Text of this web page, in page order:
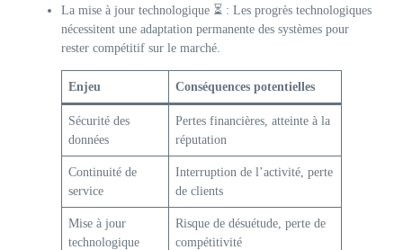
La mise à jour technologique ⏳ : Les progrès technologiques
nécessitent une adaptation permanente des systèmes pour
rester compétitif sur le marché.
Enjeu Conséquences potentielles
Sécurité des
données
Pertes financières, atteinte à la
réputation
Continuité de
service
Interruption de l’activité, perte
de clients
Mise à jour
technologique
Risque de désuétude, perte de
compétitivité